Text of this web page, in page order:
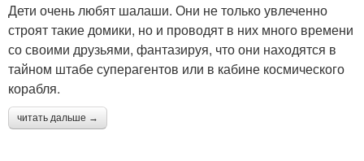
Дети очень любят шалаши. Они не только увлеченно
строят такие домики, но и проводят в них много времени
со своими друзьями, фантазируя, что они находятся в
тайном штабе суперагентов или в кабине космического
корабля.
читать дальше →